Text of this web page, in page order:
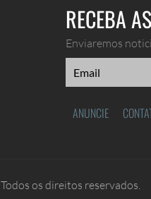
RECEBA
Enviaremos
ANUNCIE
os direitos reservados.